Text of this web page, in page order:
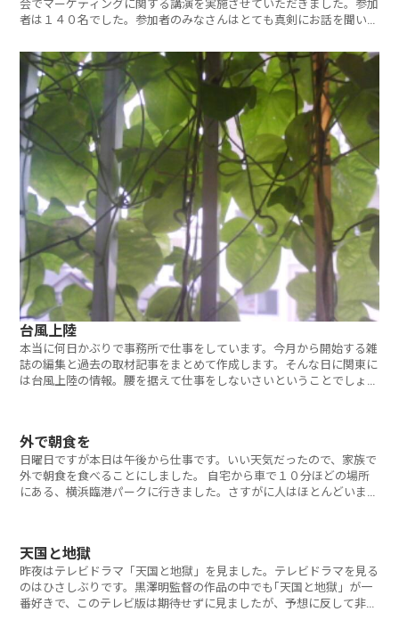
会でマーケティングに関する講演を実施させていただきました。参加
者は１４０名でした。参加者のみなさんはとても真剣にお話を聞いて
台風上陸
本当に何日かぶりで事務所で仕事をしています。今月から開始する雑
誌の編集と過去の取材記事をまとめて作成します。そんな日に関東に
は台風上陸の情報。腰を据えて仕事をしないさいということでしょう
外で朝食を
日曜日ですが本日は午後から仕事です。いい天気だったので、家族で
外で朝食を食べることにしました。 自宅から車で１０分ほどの場所
にある、横浜臨港パークに行きました。さすがに人はほとんどいませ
天国と地獄
昨夜はテレビドラマ「天国と地獄」を見ました。テレビドラマを見る
のはひさしぶりです。黒澤明監督の作品の中でも｢天国と地獄」が一
番好きで、このテレビ版は期待せずに見ましたが、予想に反して非常